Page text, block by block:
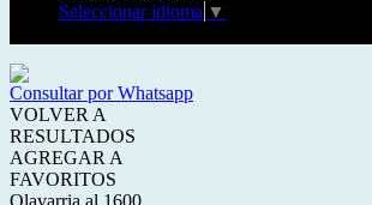
Seleccionar idioma ▼
Consultar por Whatsapp
VOLVER A
RESULTADOS
AGREGAR A
FAVORITOS